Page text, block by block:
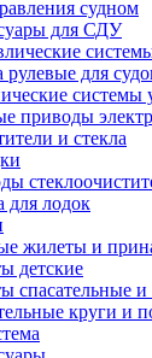
судном
для СДУ
рулевые для
системы
приводы
и стекла
для лодок
жилеты и
детские
спасательные и
круги и